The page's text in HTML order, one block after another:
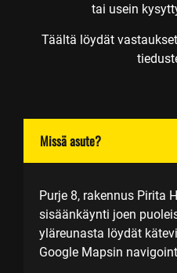
tai usein
Täältä löydät
Missä asute?
Purje 8, rakennus Pirita
sisäänkäynti joen
yläreunasta löydät
Google Mapsin